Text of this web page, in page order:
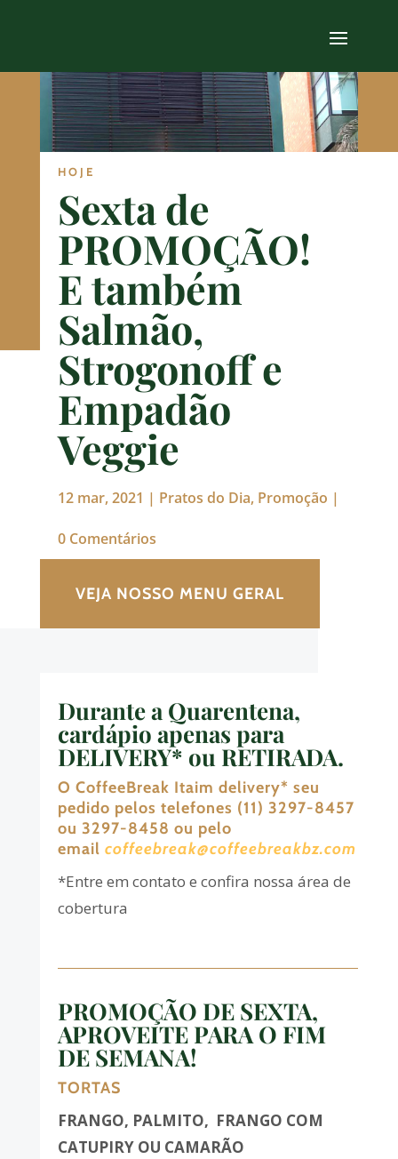
HOJE
Sexta de
PROMOÇÃO!
E também
Salmão,
Strogonoff e
Empadão
Veggie
12 mar, 2021 | Pratos do Dia, Promoção |
0 Comentários
VEJA NOSSO MENU GERAL
Durantea Quarentena,
cardápio apenas para
DELIVERY* ou RETIRADA.
O CoffeeBreak Itaim delivery* seu
pedido pelos telefones (11) 3297-8457
ou 3297-8458 ou pelo
email coffeebreak@coffeebreakbz.com
*Entre em contato e confira nossa área de
cobertura
PROMOÇÃO DE SEXTA,
APROVEITE PARA O FIM
DE SEMANA!
TORTAS
FRANGO, PALMITO, FRANGO COM
CATUPIRY OU CAMARÃO